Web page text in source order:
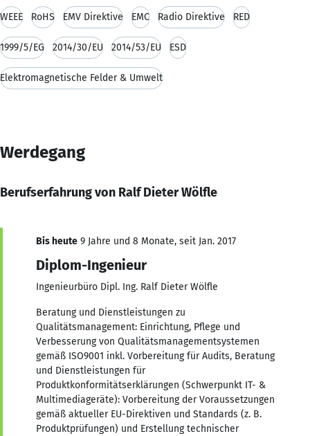
WEEE RoHS EMV Direktive EMC Radio Direktive RED
1999/5/EG 2014/30/EU 2014/53/EU ESD
Elektromagnetische Felder & Umwelt
Werdegang
Berufserfahrung von Ralf Dieter Wölfle
Bis heute 9 Jahre und 8 Monate, seit Jan. 2017
Diplom-Ingenieur
Ingenieurbüro Dipl. Ing. Ralf Dieter Wölfle
Beratung und Dienstleistungen zu
Qualitätsmanagement: Einrichtung, Pflege und
Verbesserung von Qualitätsmanagementsystemen
gemäß ISO9001 inkl. Vorbereitung für Audits, Beratung
und Dienstleistungen für
Produktkonformitätserklärungen (Schwerpunkt IT- &
Multimediageräte): Vorbereitung der Voraussetzungen
gemäß aktueller EU-Direktiven und Standards (z. B.
Produktprüfungen) und Erstellung technischer